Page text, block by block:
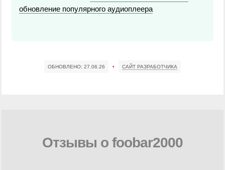
обновление популярного аудиоплеера
ОБНОВЛЕНО: 27.06.26 • САЙТ РАЗРАБОТЧИКА
Отзывы о foobar2000